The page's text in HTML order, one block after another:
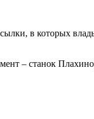
в которых
– станок